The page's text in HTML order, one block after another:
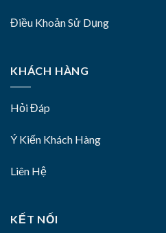
Điều Khoản Sử Dụng
KHÁCH HÀNG
Hỏi Đáp
Ý Kiến Khách Hàng
Liên Hệ
KẾT NỐI